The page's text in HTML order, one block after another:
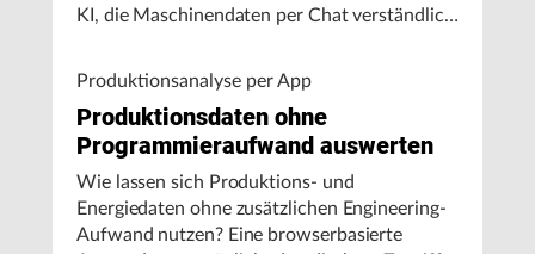
KI, die Maschinendaten per Chat verständlich
Produktionsanalyse per App
Produktionsdaten ohne
Programmieraufwand auswerten
Wie lassen sich Produktions- und
Energiedaten ohne zusätzlichen Engineering-
Aufwand nutzen? Eine browserbasierte